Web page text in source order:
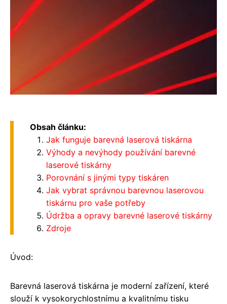
Obsah článku:
Jak funguje barevná laserová tiskárna
Výhody a nevýhody používání barevné
laserové tiskárny
Porovnání s jinými typy tiskáren
Jak vybrat správnou barevnou laserovou
tiskárnu pro vaše potřeby
Údržba a opravy barevné laserové tiskárny
Zdroje
Úvod:
Barevná laserová tiskárna je moderní zařízení, které
slouží k vysokorychlostnímu a kvalitnímu tisku